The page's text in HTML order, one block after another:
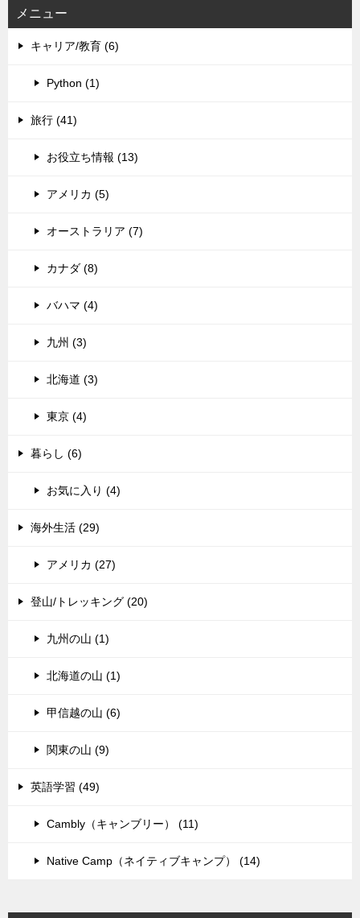
メニュー
キャリア/教育 (6)
Python (1)
旅行 (41)
お役立ち情報 (13)
アメリカ (5)
オーストラリア (7)
カナダ (8)
バハマ (4)
九州 (3)
北海道 (3)
東京 (4)
暮らし (6)
お気に入り (4)
海外生活 (29)
アメリカ (27)
登山/トレッキング (20)
九州の山 (1)
北海道の山 (1)
甲信越の山 (6)
関東の山 (9)
英語学習 (49)
Cambly（キャンブリー） (11)
Native Camp（ネイティブキャンプ） (14)